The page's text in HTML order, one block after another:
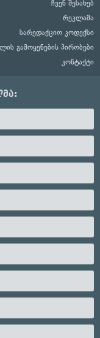
ჩვენ შესახებ
რეკლამა
სარედაქციო კოდექსი
გამოყენების პირობები
კონტაქტი